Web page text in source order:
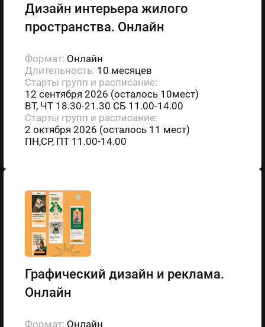
Дизайн интерьера жилого
пространства. Онлайн
Формат: Онлайн
Длительность: 10 месяцев
Старты групп и расписание:
12 сентября 2026 (осталось 10мест)
ВТ, ЧТ 18.30-21.30 СБ 11.00-14.00
Старты групп и расписание:
2 октября 2026 (осталось 11 мест)
ПН,СР, ПТ 11.00-14.00
Графический дизайн и реклама.
Онлайн
Формат: Онлайн